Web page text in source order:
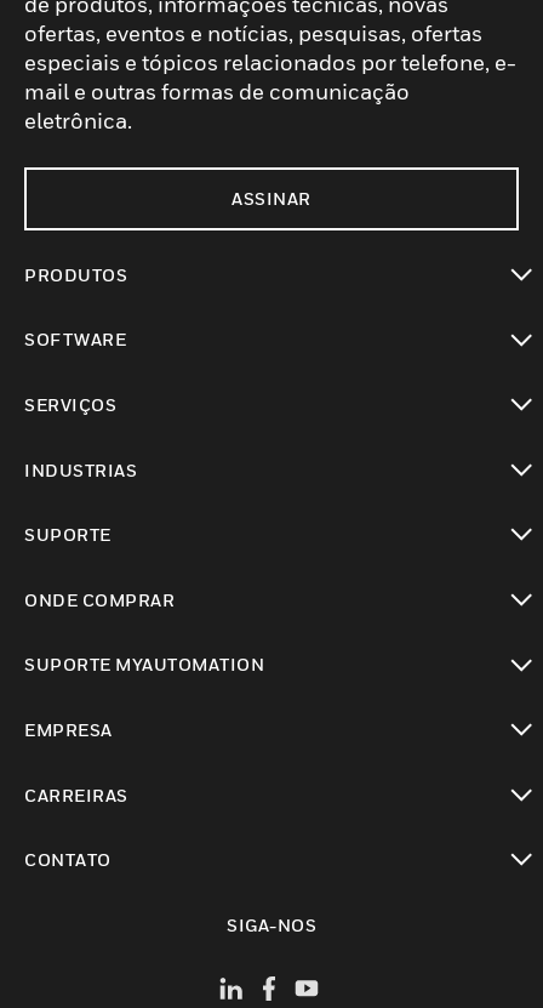
ofertas, eventos e notícias, pesquisas, ofertas
especiais e tópicos relacionados por telefone, e-
mail e outras formas de comunicação
eletrônica.
ASSINAR
PRODUTOS
SOFTWARE
SERVIÇOS
INDUSTRIAS
SUPORTE
ONDE COMPRAR
SUPORTE MYAUTOMATION
EMPRESA
CARREIRAS
CONTATO
SIGA-NOS